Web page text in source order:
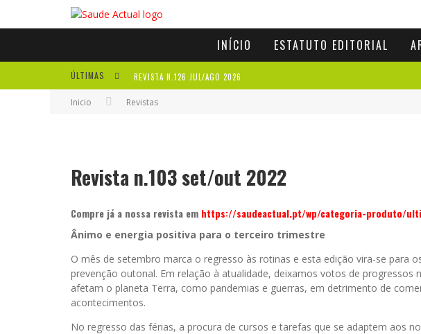
INÍCIO ESTATUTO EDITORIAL
ÚLTIMAS REVISTA N.126 JUL/AGO 2026
REVISTA N.125 MAI/JUN 2026
Inicio Revistas
Revista n.103 set/out 2022
Compre já a nossa revista em https://saudeactual.pt/wp/categoria-produto/
Ânimo e energia positiva para o terceiro trimestre
O mês de setembro marca o regresso às rotinas e esta edição vira-se para
prevenção outonal. Em relação à atualidade, deixamos votos de progressos
afetam o planeta Terra, como pandemias e guerras, em detrimento de
acontecimentos.
No regresso das férias, a procura de cursos e tarefas que se adaptem aos